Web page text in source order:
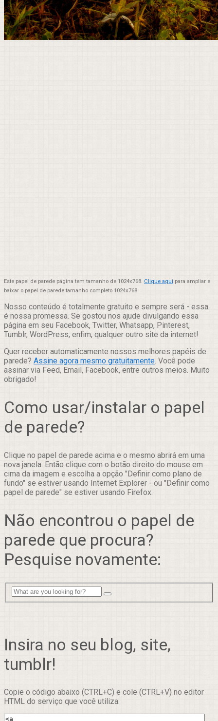
Este papel de parede página tem tamanho de 1024x768. Clique aqui para ampliar e
baixar o papel de parede tamanho completo 1024x768
Nosso conteúdo é totalmente gratuito e sempre será - essa
é nossa promessa. Se gostou nos ajude divulgando essa
página em seu Facebook, Twitter, Whatsapp, Pinterest,
Tumblr, WordPress, enfim, qualquer outro site da internet!
Quer receber automaticamente nossos melhores papéis de
parede? Assine agora mesmo gratuitamente. Você pode
assinar via Feed, Email, Facebook, entre outros meios. Muito
obrigado!
Como usar/instalar o papel
de parede?
Clique no papel de parede acima e o mesmo abrirá em uma
nova janela. Então clique com o botão direito do mouse em
cima da imagem e escolha a opção "Definir como plano de
fundo" se estiver usando Internet Explorer - ou "Definir como
papel de parede" se estiver usando Firefox.
Não encontrou o papel de
parede que procura?
Pesquise novamente:
Insira no seu blog, site,
tumblr!
Copie o código abaixo (CTRL+C) e cole (CTRL+V) no editor
HTML do serviço que você utiliza.